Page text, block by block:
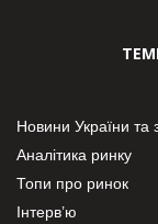
Новини України та
Аналітика ринку
Топи про ринок
Інтерв’ю